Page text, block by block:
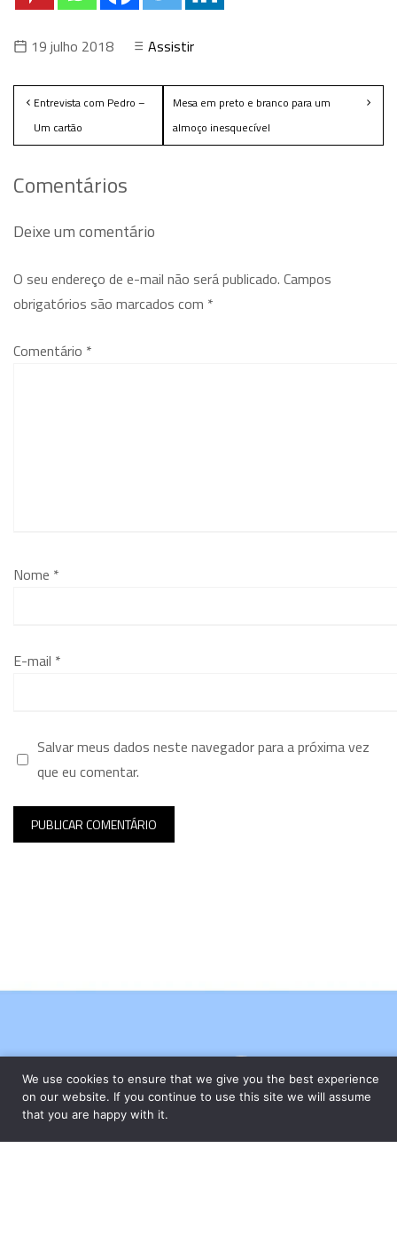
19 julho 2018 Assistir
Entrevista com Pedro –
Um cartão
Mesa em preto e branco para um
almoço inesquecível
Comentários
Deixe um comentário
O seu endereço de e-mail não será publicado. Campos
obrigatórios são marcados com *
Comentário *
Nome *
E-mail *
Salvar meus dados neste navegador para a próxima vez
que eu comentar.
FEITO COM CARINHO PELA
ESPECIALMENTE PARA VOCÊ
We use cookies to ensure that we give you the best experience
on our website. If you continue to use this site we will assume
that you are happy with it.